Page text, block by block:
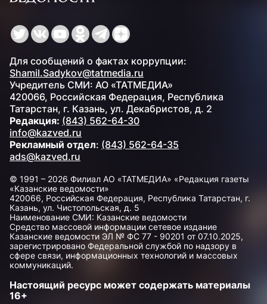
Для сообщений о фактах коррупции:
Shamil.Sadykov@tatmedia.ru
Учредитель СМИ: АО «ТАТМЕДИА»
420066, Российская Федерация, Республика
Татарстан, г. Казань, ул. Декабристов, д. 2
Редакция: (843) 562-64-30
info@kazved.ru
Рекламный отдел: (843) 562-64-35
ads@kazved.ru
© 1991 – 2026 Филиал АО «ТАТМЕДИА» «Редакция газеты
«Казанские ведомости»
420066, Российская Федерация, Республика Татарстан, г.
Казань, ул. Чистопольская, д. 5
Наименование СМИ: Казанские ведомости
Средство массовой информации сетевое издание
Казанские ведомости ЭЛ № ФС 77 - 90201 от 07.10.2025,
зарегистрировано Федеральной службой по надзору в
сфере связи, информационных технологий и массовых
коммуникаций.
Настоящий ресурс может содержать материалы
16+